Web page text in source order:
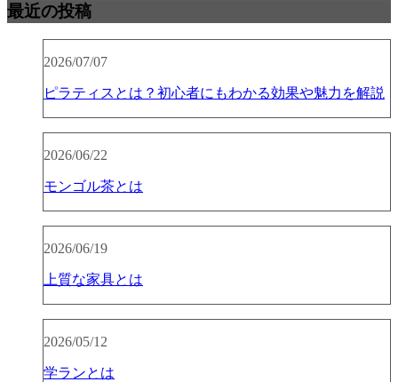
最近の投稿
2026/07/07
ピラティスとは？初心者にもわかる効果や魅力を解説
2026/06/22
モンゴル茶とは
2026/06/19
上質な家具とは
2026/05/12
学ランとは